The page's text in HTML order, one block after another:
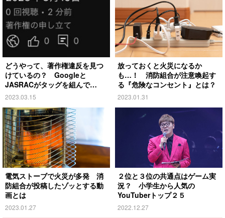
どうやって、著作権違反を見つ
けているの？ Googleと
JASRACがタッグを組んで…
2023.03.15
放っておくと火災になるか
も…！ 消防組合が注意喚起す
る『危険なコンセント』とは？
2023.01.31
電気ストーブで火災が多発 消
防組合が投稿したゾッとする動
画とは
2023.01.27
２位と３位の共通点はゲーム実
況？ 小学生から人気の
YouTuberトップ２５
2022.12.27